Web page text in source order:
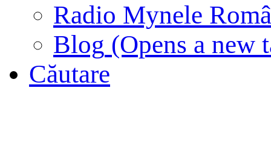
Radio Mynele
Blog (Opens a new
Căutare